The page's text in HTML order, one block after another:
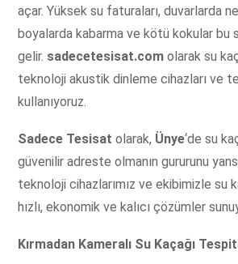
açar. Yüksek su faturaları, duvarlarda
boyalarda kabarma ve kötü kokular bu
gelir. sadecetesisat.com olarak su
teknoloji akustik dinleme cihazları ve
kullanıyoruz.
Sadece Tesisat olarak, Ünye‘de su
güvenilir adreste olmanın gururunu
teknoloji cihazlarımız ve ekibimizle su
hızlı, ekonomik ve kalıcı çözümler
Kırmadan Kameralı Su Kaçağı